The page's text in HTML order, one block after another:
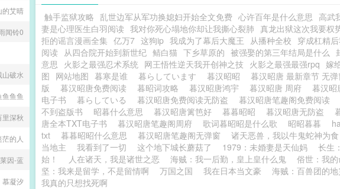
触手监狱攻略 乱世边军从军功换媳妇开始全文免费 心许百年是什么意思 高武
妻是心理医生白羽阅读 我对你死心塌地你却让我撕心裂肺 真龙出狱这次我要权
拒的谣言漫画全集 亿万7 这狗ip 我成为了幕后大魔王 从播种全校 穿成杠精
阅读 从四合院开始到新世纪 鲭白猫 下乡草原的 被强娶的第三年结局是什么
意思 火影之最强忍术系统 网王悟性逆天我开创神之技 火影之最强最强rpq 嫁
图 网站地图 暮寒是谁 暮らしています 暮汉昭昭 暮汉昭唐 最新章节 无弹
版
暮汉昭唐免费阅读 暮昭词攻略 暮汉昭唐鸿宇 暮汉昭唐 周府 暮汉昭
电子书
暮らしている 暮汉昭唐免费阅读无防盗 暮汉昭唐笔趣阁免费阅读
不到盗版书
昭暮什么意思 暮汉昭唐篱笆好 暮暮昭昭 暮汉昭唐无防盗
唐全本TXT电子书
暮汉昭唐笔趣阁周府 歌词暮昭昭是什么歌 昭昭暮暮
txt
暮暮昭昭什么意思 暮汉昭唐笔趣阁无弹窗 诸天恶兽，我以牛鬼蛇神为食
当地主
我看到了一切 这个地下城长蘑菇了 1979：未婚妻是天仙妈 长生
始！
人在诸天，我是诸世之恶 海贼：我一后勤，皇上皇什么鬼 俗世：我
坚：我来是留学，不是留情啊
万国之国 我在日本当文豪 海贼：百兽团的
我真的只想找死啊
的艾晴
闻铃0
酒白酒
山破水
鱼鱼鱼
里深秋
的人
因-蓝
慕凝汐